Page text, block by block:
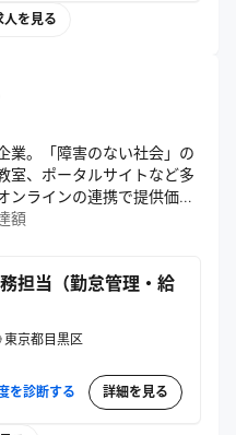
人を見る
業。「障害のない社会」の
室、ポータルサイトなど多
ンラインの連携で提供価値
せた個別最適なサポート
めている。
額
担当（勤怠管理・給
東京都目黒区
を診断する 詳細を見る